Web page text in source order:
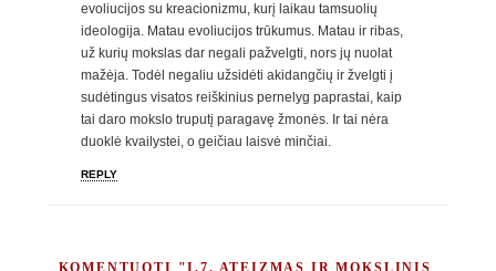
evoliucijos su kreacionizmu, kurį laikau tamsuolių
ideologija. Matau evoliucijos trūkumus. Matau ir ribas,
už kurių mokslas dar negali pažvelgti, nors jų nuolat
mažėja. Todėl negaliu užsidėti akidangčių ir žvelgti į
sudėtingus visatos reiškinius pernelyg paprastai, kaip
tai daro mokslo truputį paragavę žmonės. Ir tai nėra
duoklė kvailystei, o geičiau laisvė minčiai.
REPLY
KOMENTUOTI "I.7. ATEIZMAS IR MOKSLINIS